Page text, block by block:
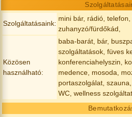
Szolgáltatásaink:
mini bár, rádió, telefon,
zuhanyzó/fürdőkád,
Közösen
használható:
baba-barát, bár,
szolgáltatások, füves
konferenciahelyszin,
medence, mosoda,
portaszolgálat,
WC, wellness